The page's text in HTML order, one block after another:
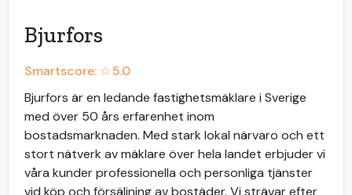
Bjurfors
Smartscore: ☆5.0
Bjurfors är en ledande fastighetsmäklare i Sverige
med över 50 års erfarenhet inom
bostadsmarknaden. Med stark lokal närvaro och ett
stort nätverk av mäklare över hela landet erbjuder vi
våra kunder professionella och personliga tjänster
vid köp och försäljning av bostäder. Vi strävar efter